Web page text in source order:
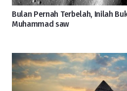
Bulan Pernah Terbelah, Inilah
Muhammad saw